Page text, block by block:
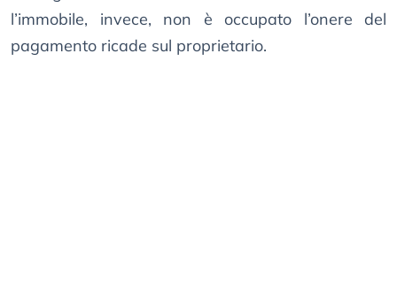
l’immobile, invece, non è occupato l’onere del
pagamento ricade sul proprietario.